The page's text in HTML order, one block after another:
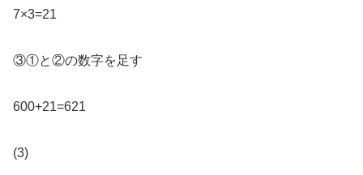
7×3=21
③①と②の数字を足す
600+21=621
(3)